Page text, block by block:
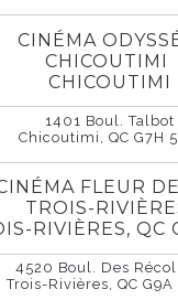
regard croisé
– Juger – Agir :
d’engagement
sous-sols
aux
CINÉMA
CHICOUTIMI
CHICOUTIMI
1401 Boul. Talbot
Chicoutimi, QC G7H
FLEUR
TROIS-
RIVIÈRES, QC
4520 Boul. Des
Trois-Rivières, QC G9A